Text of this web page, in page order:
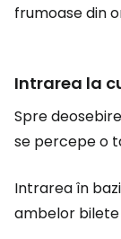
frumoase din
Intrarea la
Spre
se percepe o
Intrarea în
ambelor